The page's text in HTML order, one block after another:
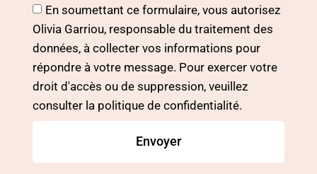
En soumettant ce formulaire, vous autorisez
Olivia Garriou, responsable du traitement des
données, à collecter vos informations pour
répondre à votre message. Pour exercer votre
droit d'accès ou de suppression, veuillez
consulter la politique de confidentialité.
Envoyer